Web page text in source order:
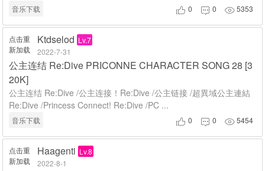
音乐下载  0  0 5353
点击重
新加载
Ktdselod Lv.7
2022-7-31
公主连结 Re:Dive PRICONNE CHARACTER SONG 28 [3
20K]
公主连结 Re:Dive /公主连接！Re:Dive /公主链接 /超異域公主連結
Re:Dive /Princess Connect! Re:Dive /PC ...
音乐下载  0  0 5454
点击重
新加载
Haagenti Lv.8
2022-8-1